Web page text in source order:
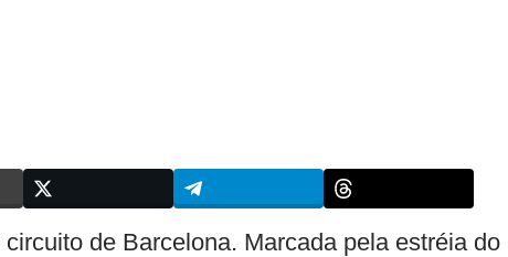
de Barcelona. Marcada pela estréia do